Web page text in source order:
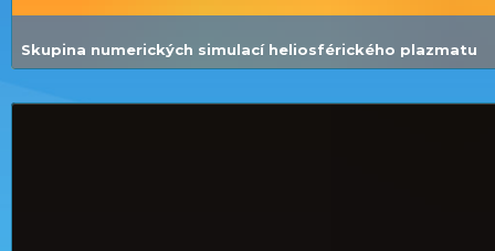
Skupina numerických simulací heliosférického plazmatu